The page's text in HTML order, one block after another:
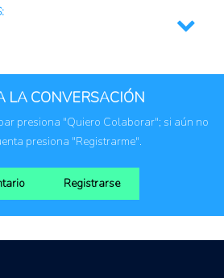
y al desarrollo
climático
LA CONVERSACIÓN
presiona "Quiero Colaborar"; si aún no
presiona "Registrarme".
Registrarse